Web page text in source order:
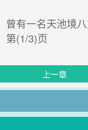
曾有一名天池境八
第(1/3)页
上一章